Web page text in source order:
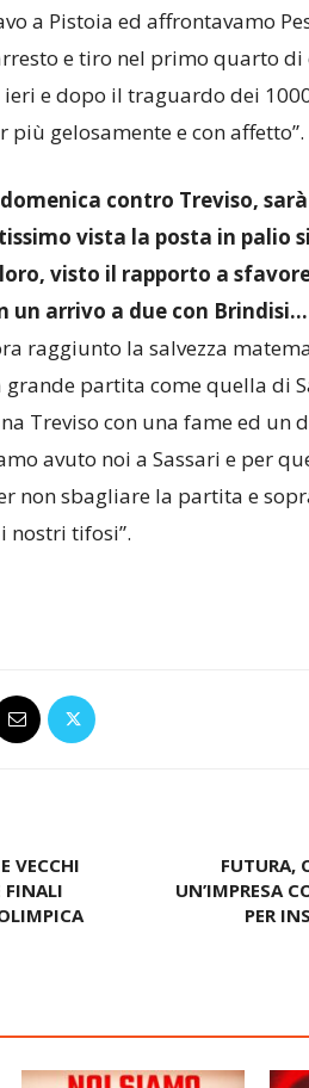
a Pistoia ed affrontavamo
e tiro nel primo quarto
ieri e dopo il traguardo dei
più gelosamente e con affetto”.
contro Treviso,
vista la posta in palio
visto il rapporto a
un arrivo a due con Brindisi…
raggiunto la salvezza
grande partita come quella di
Treviso con una fame ed un
avuto noi a Sassari e per
non sbagliare la partita e
nostri tifosi”.
VECCHI
FINALI
FUTURA,
UN’IMPRESA
PER